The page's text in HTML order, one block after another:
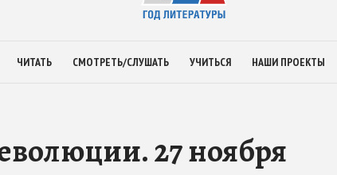
ЧИТАТЬ СМОТРЕТЬ/СЛУШАТЬ УЧИТЬСЯ НАШИ ПРОЕКТЫ
27 ноября